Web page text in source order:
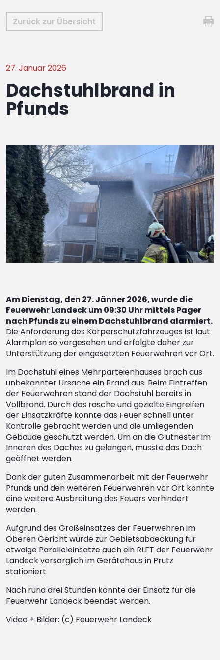
Zurück zur Übersicht
27. Januar 2026
Dachstuhlbrand in
Pfunds
Am Dienstag, den 27. Jänner 2026, wurde die
Feuerwehr Landeck um 09:30 Uhr mittels Pager
nach Pfunds zu einem Dachstuhlbrand alarmiert.
Die Anforderung des Körperschutzfahrzeuges ist laut
Alarmplan so vorgesehen und erfolgte daher zur
Unterstützung der eingesetzten Feuerwehren vor Ort.
Im Dachstuhl eines Mehrparteienhauses brach aus
unbekannter Ursache ein Brand aus. Beim Eintreffen
der Feuerwehren stand der Dachstuhl bereits in
Vollbrand. Durch das rasche und gezielte Eingreifen
der Einsatzkräfte konnte das Feuer schnell unter
Kontrolle gebracht werden und die umliegenden
Gebäude geschützt werden. Um an die Glutnester im
Inneren des Daches zu gelangen, musste das Dach
geöffnet werden.
Dank der guten Zusammenarbeit mit der Feuerwehr
Pfunds und den weiteren Feuerwehren vor Ort konnte
eine weitere Ausbreitung des Feuers verhindert
werden.
Aufgrund des Großeinsatzes der Feuerwehren im
Oberen Gericht wurde zur Gebietsabdeckung für
etwaige Paralleleinsätze auch ein RLFT der Feuerwehr
Landeck vorsorglich im Gerätehaus in Prutz
stationiert.
Nach rund drei Stunden konnte der Einsatz für die
Feuerwehr Landeck beendet werden.
Video + Bilder: (c) Feuerwehr Landeck